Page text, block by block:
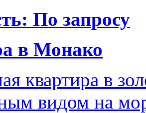
По запросу
в Монако
квартира в
видом на